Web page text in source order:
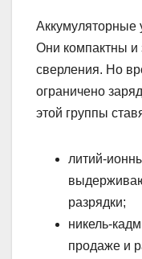
Аккумуляторные
Они компактны
сверления. Но
ограничено
этой группы
литий-
разрядки;
никель-
продаже и